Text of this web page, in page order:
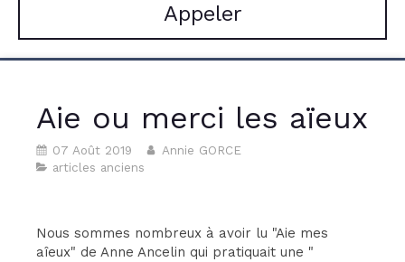
Appeler
Aie ou merci les aïeux
07 Août 2019
Annie GORCE
articles anciens
Nous sommes nombreux à avoir lu "Aie mes
aîeux" de Anne Ancelin qui pratiquait une "